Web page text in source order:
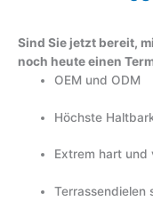
Sind Sie jetzt bereit,
noch heute einen
OEM und ODM
Höchste
Extrem hart und
Terrassendielen